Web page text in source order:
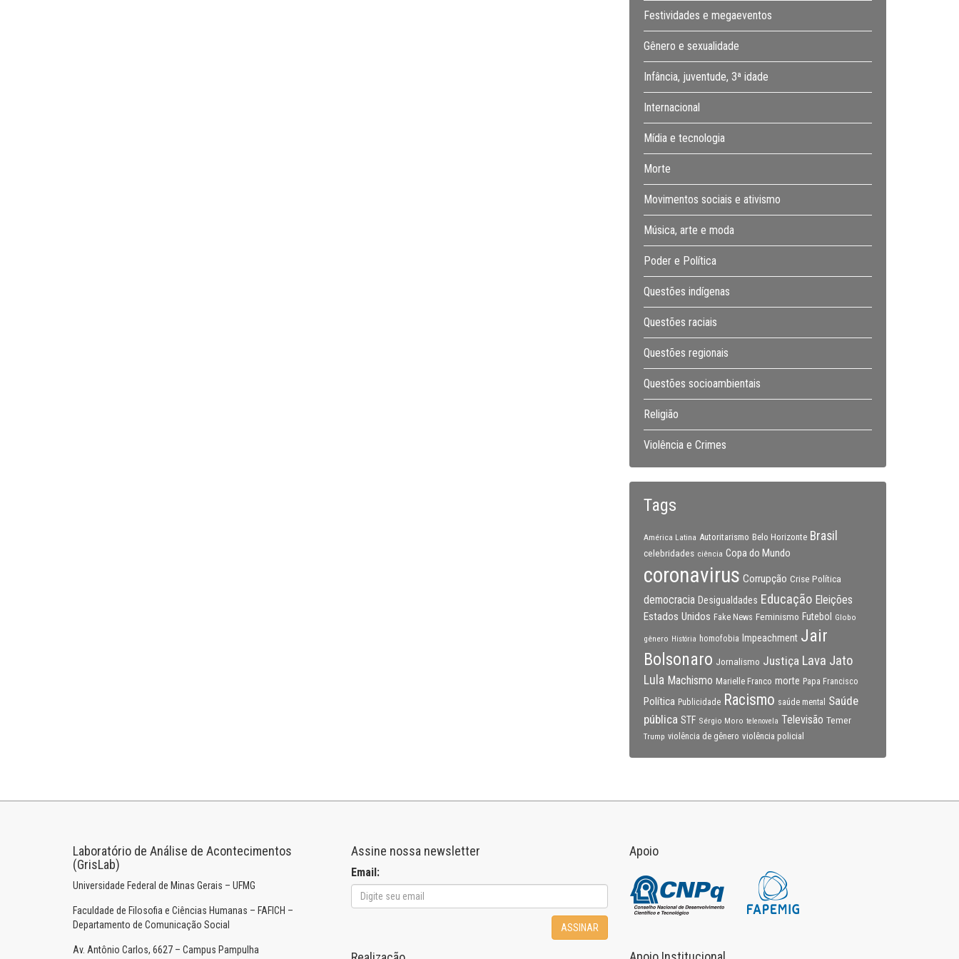
Festividades e megaeventos
Gênero e sexualidade
Infância, juventude, 3ª idade
Internacional
Mídia e tecnologia
Morte
Movimentos sociais e ativismo
Música, arte e moda
Poder e Política
Questões indígenas
Questões raciais
Questões regionais
Questões socioambientais
Religião
Violência e Crimes
Tags
América Latina Autoritarismo Belo Horizonte Brasil
celebridades ciência Copa do Mundo
coronavirus Corrupção Crise Política
democracia Desigualdades Educação Eleições
Estados Unidos Fake News Feminismo Futebol Globo
gênero História homofobia Impeachment Jair
Bolsonaro Jornalismo Justiça Lava Jato
Lula Machismo Marielle Franco morte Papa Francisco
Política Publicidade Racismo saúde mental
Saúde
pública STF Sérgio Moro telenovela Televisão Temer
Trump violência de gênero violência policial
Laboratório de Análise de Acontecimentos
(GrisLab)
Universidade Federal de Minas Gerais – UFMG
Faculdade de Filosofia e Ciências Humanas – FAFICH –
Departamento de Comunicação Social
Av. Antônio Carlos, 6627 – Campus Pampulha
Assine nossa newsletter
Email:
ASSINAR
Apoio